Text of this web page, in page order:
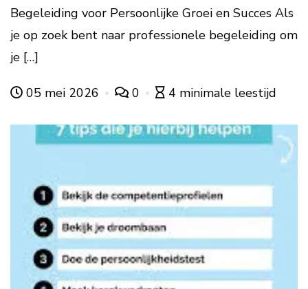
Begeleiding voor Persoonlijke Groei en Succes Als
je op zoek bent naar professionele begeleiding om
je […]
05 mei 2026 0 4 minimale leestijd